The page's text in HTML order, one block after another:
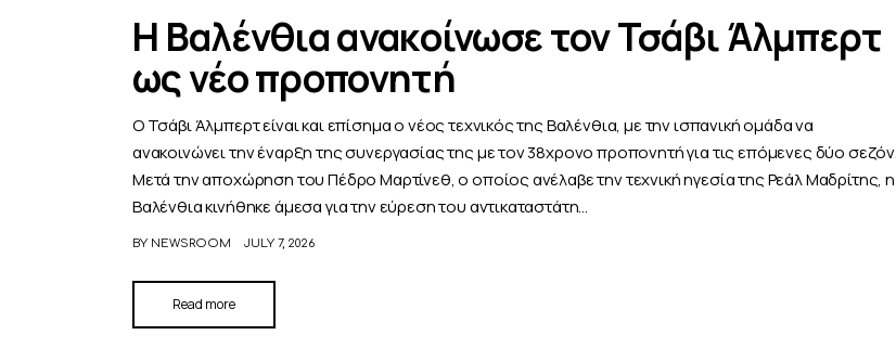
Η Βαλένθια ανακοίνωσε τον Τσάβι Άλμπερτ
ως νέο προπονητή
Ο Τσάβι Άλμπερτ είναι και επίσημα ο νέος τεχνικός της Βαλένθια, με την ισπανική ομάδα να
ανακοινώνει την έναρξη της συνεργασίας της με τον 38χρονο προπονητή για τις επόμενες δύο σεζόν.
Μετά την αποχώρηση του Πέδρο Μαρτίνεθ, ο οποίος ανέλαβε την τεχνική ηγεσία της Ρεάλ Μαδρίτης, η
Βαλένθια κινήθηκε άμεσα για την εύρεση του αντικαταστάτη…
BY NEWSROOM JULY 7, 2026
Read more